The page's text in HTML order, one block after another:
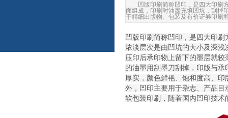
凹版印刷简称凹印，是四大印刷
面组成，印刷时油墨充填凹坑，刮掉
于精细出版物、包装及有价证券印刷
凹版印刷简称凹印，是四大印
浓淡层次是由凹坑的大小及深
压印后承印物上留下的墨层就
的油墨用刮墨刀刮掉，印版与
厚实，颜色鲜艳、饱和度高、
外，凹印主要用于杂志、产品
软包装印刷，随着国内凹印技